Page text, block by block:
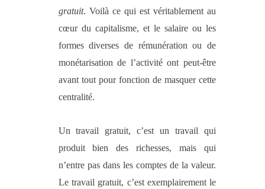
gratuit. Voilà ce qui est véritablement au
cœur du capitalisme, et le salaire ou les
formes diverses de rémunération ou de
monétarisation de l’activité ont peut-être
avant tout pour fonction de masquer cette
centralité.
Un travail gratuit, c’est un travail qui
produit bien des richesses, mais qui
n’entre pas dans les comptes de la valeur.
Le travail gratuit, c’est exemplairement le